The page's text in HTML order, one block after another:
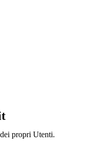
propri Utenti.